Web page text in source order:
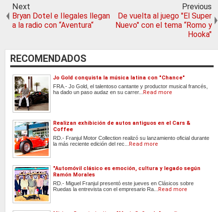
Next
Bryan Dotel e Ilegales llegan
a la radio con “Aventura“
Previous
De vuelta al juego "El Super
Nuevo" con el tema “Romo y
Hooka"
RECOMENDADOS
Jo Gold conquista la música latina con "Chance"
FRA.- Jo Gold, el talentoso cantante y productor musical francés,
ha dado un paso audaz en su carrer...
Read more
Realizan exhibición de autos antiguos en el Cars &
Coffee
RD.- Franjul Motor Collection realizó su lanzamiento oficial durante
la más reciente edición del rec...
Read more
"Automóvil clásico es emoción, cultura y legado según
Ramón Morales
RD.- Miguel Franjul presentó este jueves en Clásicos sobre
Ruedas la entrevista con el empresario Ra...
Read more